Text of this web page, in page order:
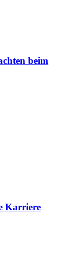
beim
Karriere